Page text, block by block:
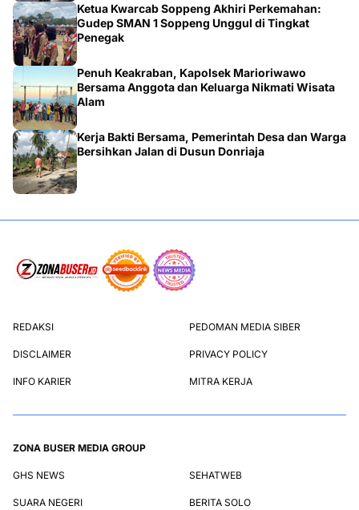
Ketua Kwarcab Soppeng Akhiri Perkemahan:
Gudep SMAN 1 Soppeng Unggul di Tingkat
Penegak
Penuh Keakraban, Kapolsek Marioriwawo
Bersama Anggota dan Keluarga Nikmati Wisata
Alam
Kerja Bakti Bersama, Pemerintah Desa dan Warga
Bersihkan Jalan di Dusun Donriaja
REDAKSI PEDOMAN MEDIA SIBER
DISCLAIMER PRIVACY POLICY
INFO KARIER MITRA KERJA
ZONA BUSER MEDIA GROUP
GHS NEWS SEHATWEB
SUARA NEGERI BERITA SOLO